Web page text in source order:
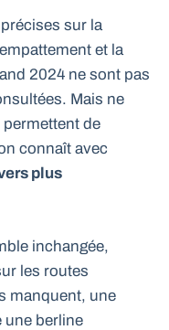
sur la
et la
2024 ne sont pas
Mais ne
de
connaît avec
plus
inchangée,
les routes
manquent, une
une berline